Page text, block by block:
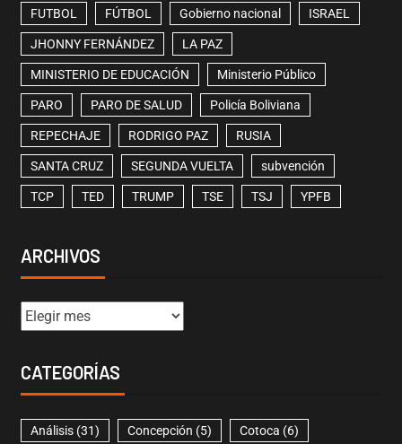
FUTBOL FÚTBOL Gobierno nacional ISRAEL
JHONNY FERNÁNDEZ LA PAZ
MINISTERIO DE EDUCACIÓN Ministerio Público
PARO PARO DE SALUD Policía Boliviana
REPECHAJE RODRIGO PAZ RUSIA
SANTA CRUZ SEGUNDA VUELTA subvención
TCP TED TRUMP TSE TSJ YPFB
ARCHIVOS
CATEGORÍAS
Análisis(31) Concepción (5) Cotoca (6)